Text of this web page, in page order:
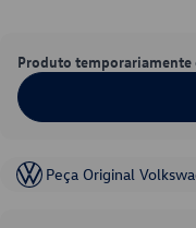
Produto temporariamente
Peça Original